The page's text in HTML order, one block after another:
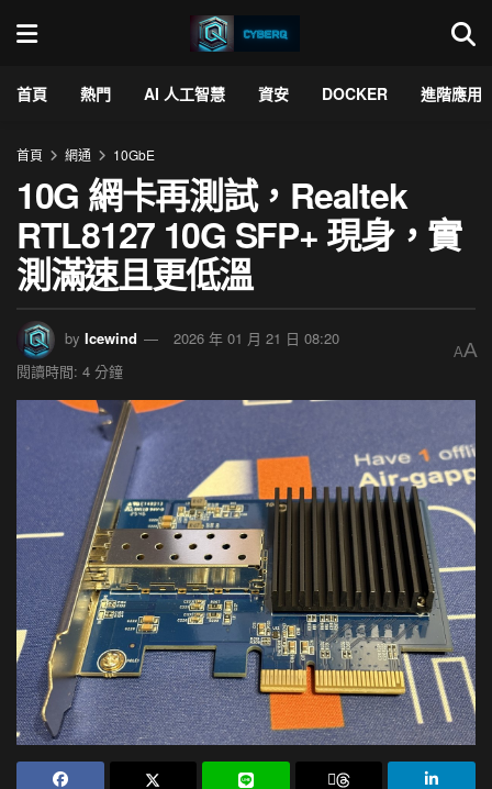
首頁 熱門 AI 人工智慧 資安 DOCKER 進階應用
首頁 網通 10GbE
10G 網卡再測試，Realtek
RTL8127 10G SFP+ 現身，實
測滿速且更低溫
by Icewind
2026 年 01 月 21 日 08:20
閱讀時間: 4 分鐘
AA